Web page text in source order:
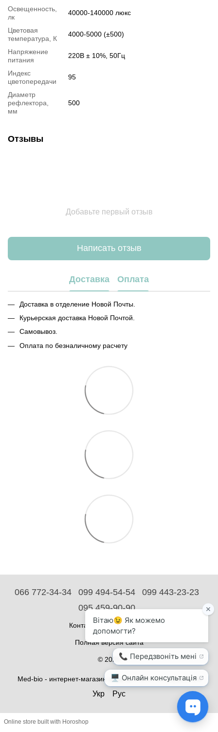
Освещенность,
лк
40000-140000 люкс
Цветовая
температура, К
4000-5000 (±500)
Напряжение
питания
220В ± 10%, 50Гц
Индекс
цветопередачи
95
Диаметр
рефлектора,
мм
500
Отзывы
Добавьте первый отзыв
Написать отзыв
Доставка Оплата
Доставка в отделение Новой Почты.
Курьерская доставка Новой Почтой.
Самовывоз.
Оплата по безналичному расчету
066 772-34-34 099 494-54-54
099 443-23-23
095 459-90-90
Контактная информация
Полная версия сайта
© 2026
Med-bio - интернет-магазин медицинского оборудования
Укр Рус
Online store built with Horoshop